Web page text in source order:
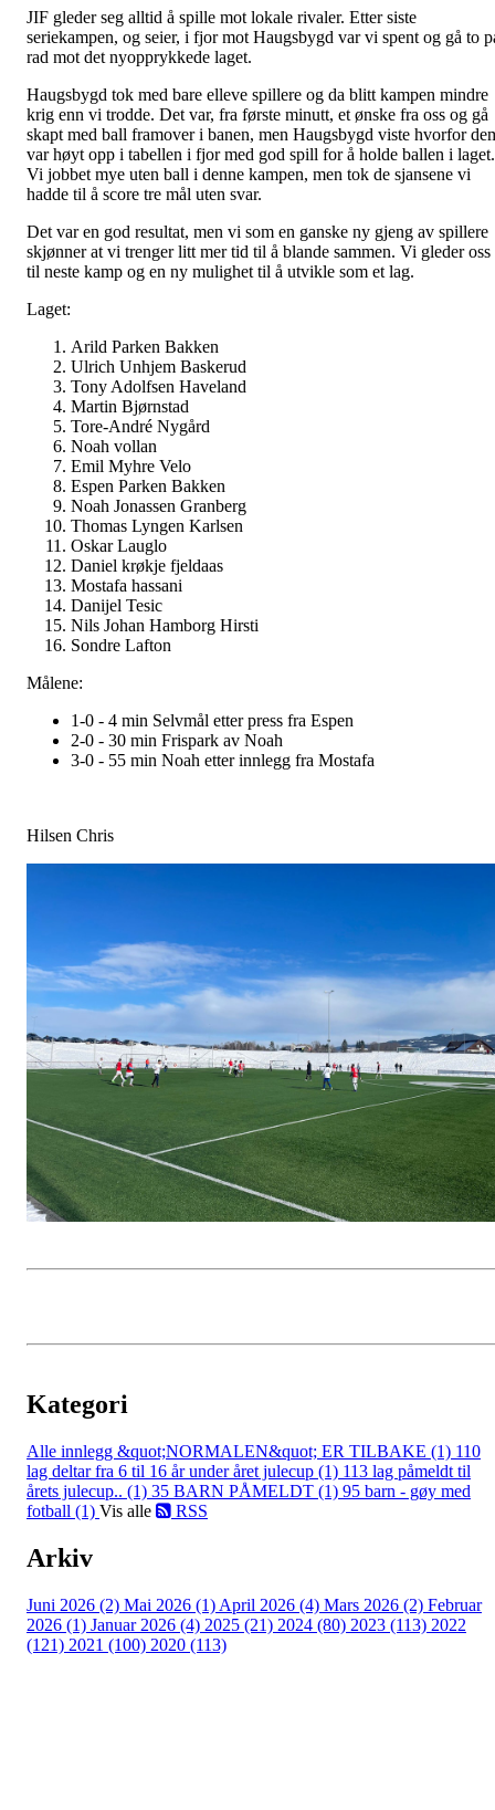
JIF gleder seg alltid å spille mot lokale rivaler. Etter siste
seriekampen, og seier, i fjor mot Haugsbygd var vi spent og gå to
rad mot det nyopprykkede laget.
Haugsbygd tok med bare elleve spillere og da blitt kampen mindre
krig enn vi trodde. Det var, fra første minutt, et ønske fra oss og gå
skapt med ball framover i banen, men Haugsbygd viste hvorfor
var høyt opp i tabellen i fjor med god spill for å holde ballen i laget.
Vi jobbet mye uten ball i denne kampen, men tok de sjansene vi
hadde til å score tre mål uten svar.
Det var en god resultat, men vi som en ganske ny gjeng av spillere
skjønner at vi trenger litt mer tid til å blande sammen. Vi gleder oss
til neste kamp og en ny mulighet til å utvikle som et lag.
Laget:
Arild Parken Bakken
Ulrich Unhjem Baskerud
Tony Adolfsen Haveland
Martin Bjørnstad
Tore-André Nygård
Noah vollan
Emil Myhre Velo
Espen Parken Bakken
Noah Jonassen Granberg
Thomas Lyngen Karlsen
Oskar Lauglo
Daniel krøkje fjeldaas
Mostafa hassani
Danijel Tesic
Nils Johan Hamborg Hirsti
Sondre Lafton
Målene:
1-0 - 4 min Selvmål etter press fra Espen
2-0 - 30 min Frispark av Noah
3-0 - 55 min Noah etter innlegg fra Mostafa
Hilsen Chris
Kategori
Alle innlegg &quot;NORMALEN&quot; ER TILBAKE (1) 110
lag deltar fra 6 til 16 år under året julecup (1) 113 lag påmeldt til
årets julecup.. (1) 35 BARN PÅMELDT (1) 95 barn - gøy med
fotball (1) Vis alle RSS
Arkiv
Juni 2026 (2) Mai 2026 (1) April 2026 (4) Mars 2026 (2) Februar
2026 (1) Januar 2026 (4) 2025 (21) 2024 (80) 2023 (113) 2022
(121) 2021 (100) 2020 (113)